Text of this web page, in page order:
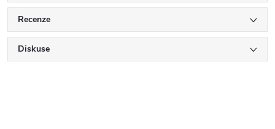
Recenze
Diskuse